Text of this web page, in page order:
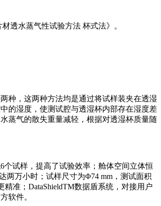
透水蒸气性试验方法 杯式法》。
种，这两种方法均是通过将试样装夹在透湿
的湿度，使测试腔与透湿杯内部存在湿度差
蒸气的散失重量减轻，根据对透湿杯质量随
个试样，提高了试验效率；舱体空间立体恒
两万小时；试样尺寸为Φ74 mm，测试面积
准；DataShieldTM数据盾系统，对接用户
软件。